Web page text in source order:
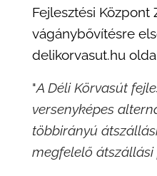
Fejlesztési Központ
vágánybővítésre
delikorvasut.hu
"A Déli Körvasút
versenyképes
többirányú
megfelelő átszállási